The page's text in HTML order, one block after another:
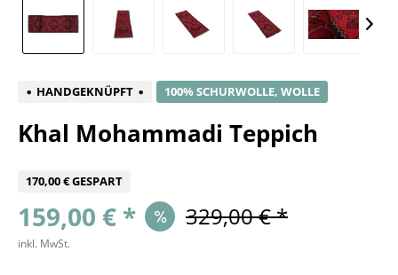
HANDGEKNÜPFT 100% SCHURWOLLE, WOLLE
Khal Mohammadi Teppich
170,00 € GESPART
159,00 € * 329,00 € *
inkl. MwSt.